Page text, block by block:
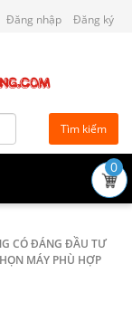
Đăng nhập Đăng ký
Tìm kiếm
0
CÓ ĐÁNG ĐẦU TƯ
MÁY PHÙ HỢP